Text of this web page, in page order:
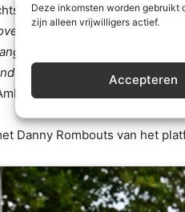
Deze inkomsten worden gebruikt
zijn alleen vrijwilligers actief.
Accepteren
was ook mee op pad
Hoe simpele dingen, zoals
het is om op scholen hier
met en zonder
Danny Rombouts van het